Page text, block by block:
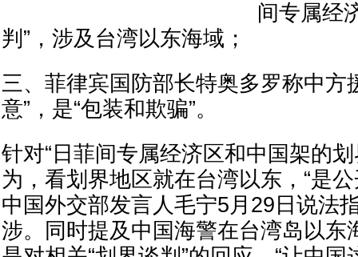
间专属经
判”，涉及台湾以东海域；
三、菲律宾国防部长特奥多罗称中方
意”，是“包装和欺骗”。
针对“日菲间专属经济区和中国架的
为，看划界地区就在台湾以东，“是
中国外交部发言人毛宁5月29日说法
涉。同时提及中国海警在台湾岛以东